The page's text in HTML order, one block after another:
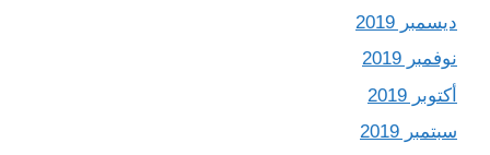
ديسمبر 2019
نوفمبر 2019
أكتوبر 2019
سبتمبر 2019